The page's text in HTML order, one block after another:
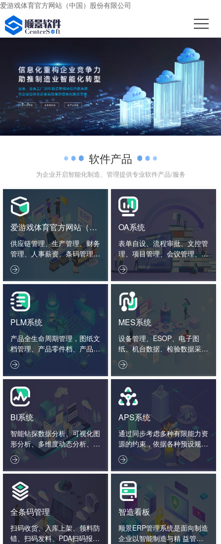
爱游戏体育官方网站（中国）股份有限公司
软件产品
为企业开启智能化制造、管理提供专业软件产品/服务
爱游戏体育官方网站（中
国）股份有限公司
供应链管理、生产管理、财务
管理、人事薪资、条码管理、
智造看板。

OA系统
表单自设、流程审批、文控管
理、项目管理、会议管理、外
勤管理、绩效管理。

PLM系统
产品全生命周期管理，图纸文
档管理、产品零件档、产品结
构、工艺标准、项目管理、2
D3D接口。

MES系统
设备管理、ESOP、电子图
纸、机台数据、检验数据采集
分析。

BI系统
智能钻探数据分析、可视化图
形分析、多维度动态分析、数
据报表决策分析、企业大数据
分析。

APS系统
通过同步考虑多种有限能力资
源的约束，依据各种预设规
则，通过系统化的智能化数学
算法，通过反复模拟、试探、
优化、计算，从而给出相对完
善的生产详细计划。

全条码管理
扫码收货、入库上架、领料防
错、扫码发料、PDA扫码报
智造看板
顺景ERP管理系统是面向制造
企业以智能制造与精 益管理